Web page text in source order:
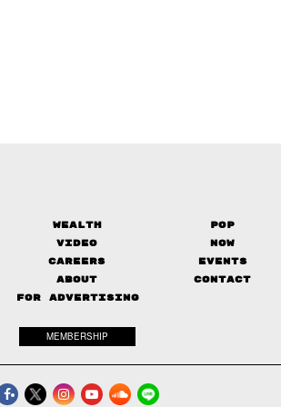
Wealth
Pop
Video
Now
Careers
Events
About
Contact
FOR ADVERTISING
MEMBERSHIP